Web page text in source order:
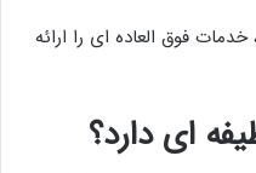
فوق العاده ای را ارائه
ای دارد؟